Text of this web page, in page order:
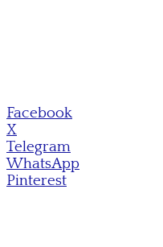
Facebook
X
Telegram
WhatsApp
Pinterest